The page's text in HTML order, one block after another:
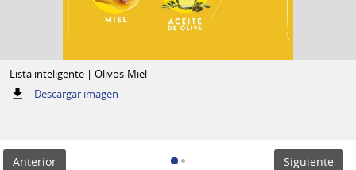
Lista inteligente | Olivos-Miel
Descargar imagen:
Anterior Siguiente